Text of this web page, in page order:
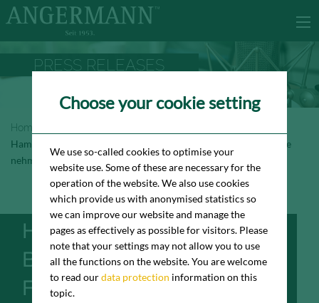
PRESS RELEASES
Homepage
Hamburgs Büromarkt bleibt in Fahrt - Hochpreisige Abschlüsse
nehmen zu
HAMBURGS
BÜROMARKT BLEIBT IN
FAHRT - HOCHPREISIGE
Choose your cookie setting
We use so-called cookies to optimise your
website use. Some of these are necessary for the
operation of the website. We also use cookies
which provide us with anonymised statistics so
we can improve our website and manage the
pages as effectively as possible for visitors. Please
note that your settings may not allow you to use
all the functions on the website. You are welcome
to read ourdata protection information on this
topic.